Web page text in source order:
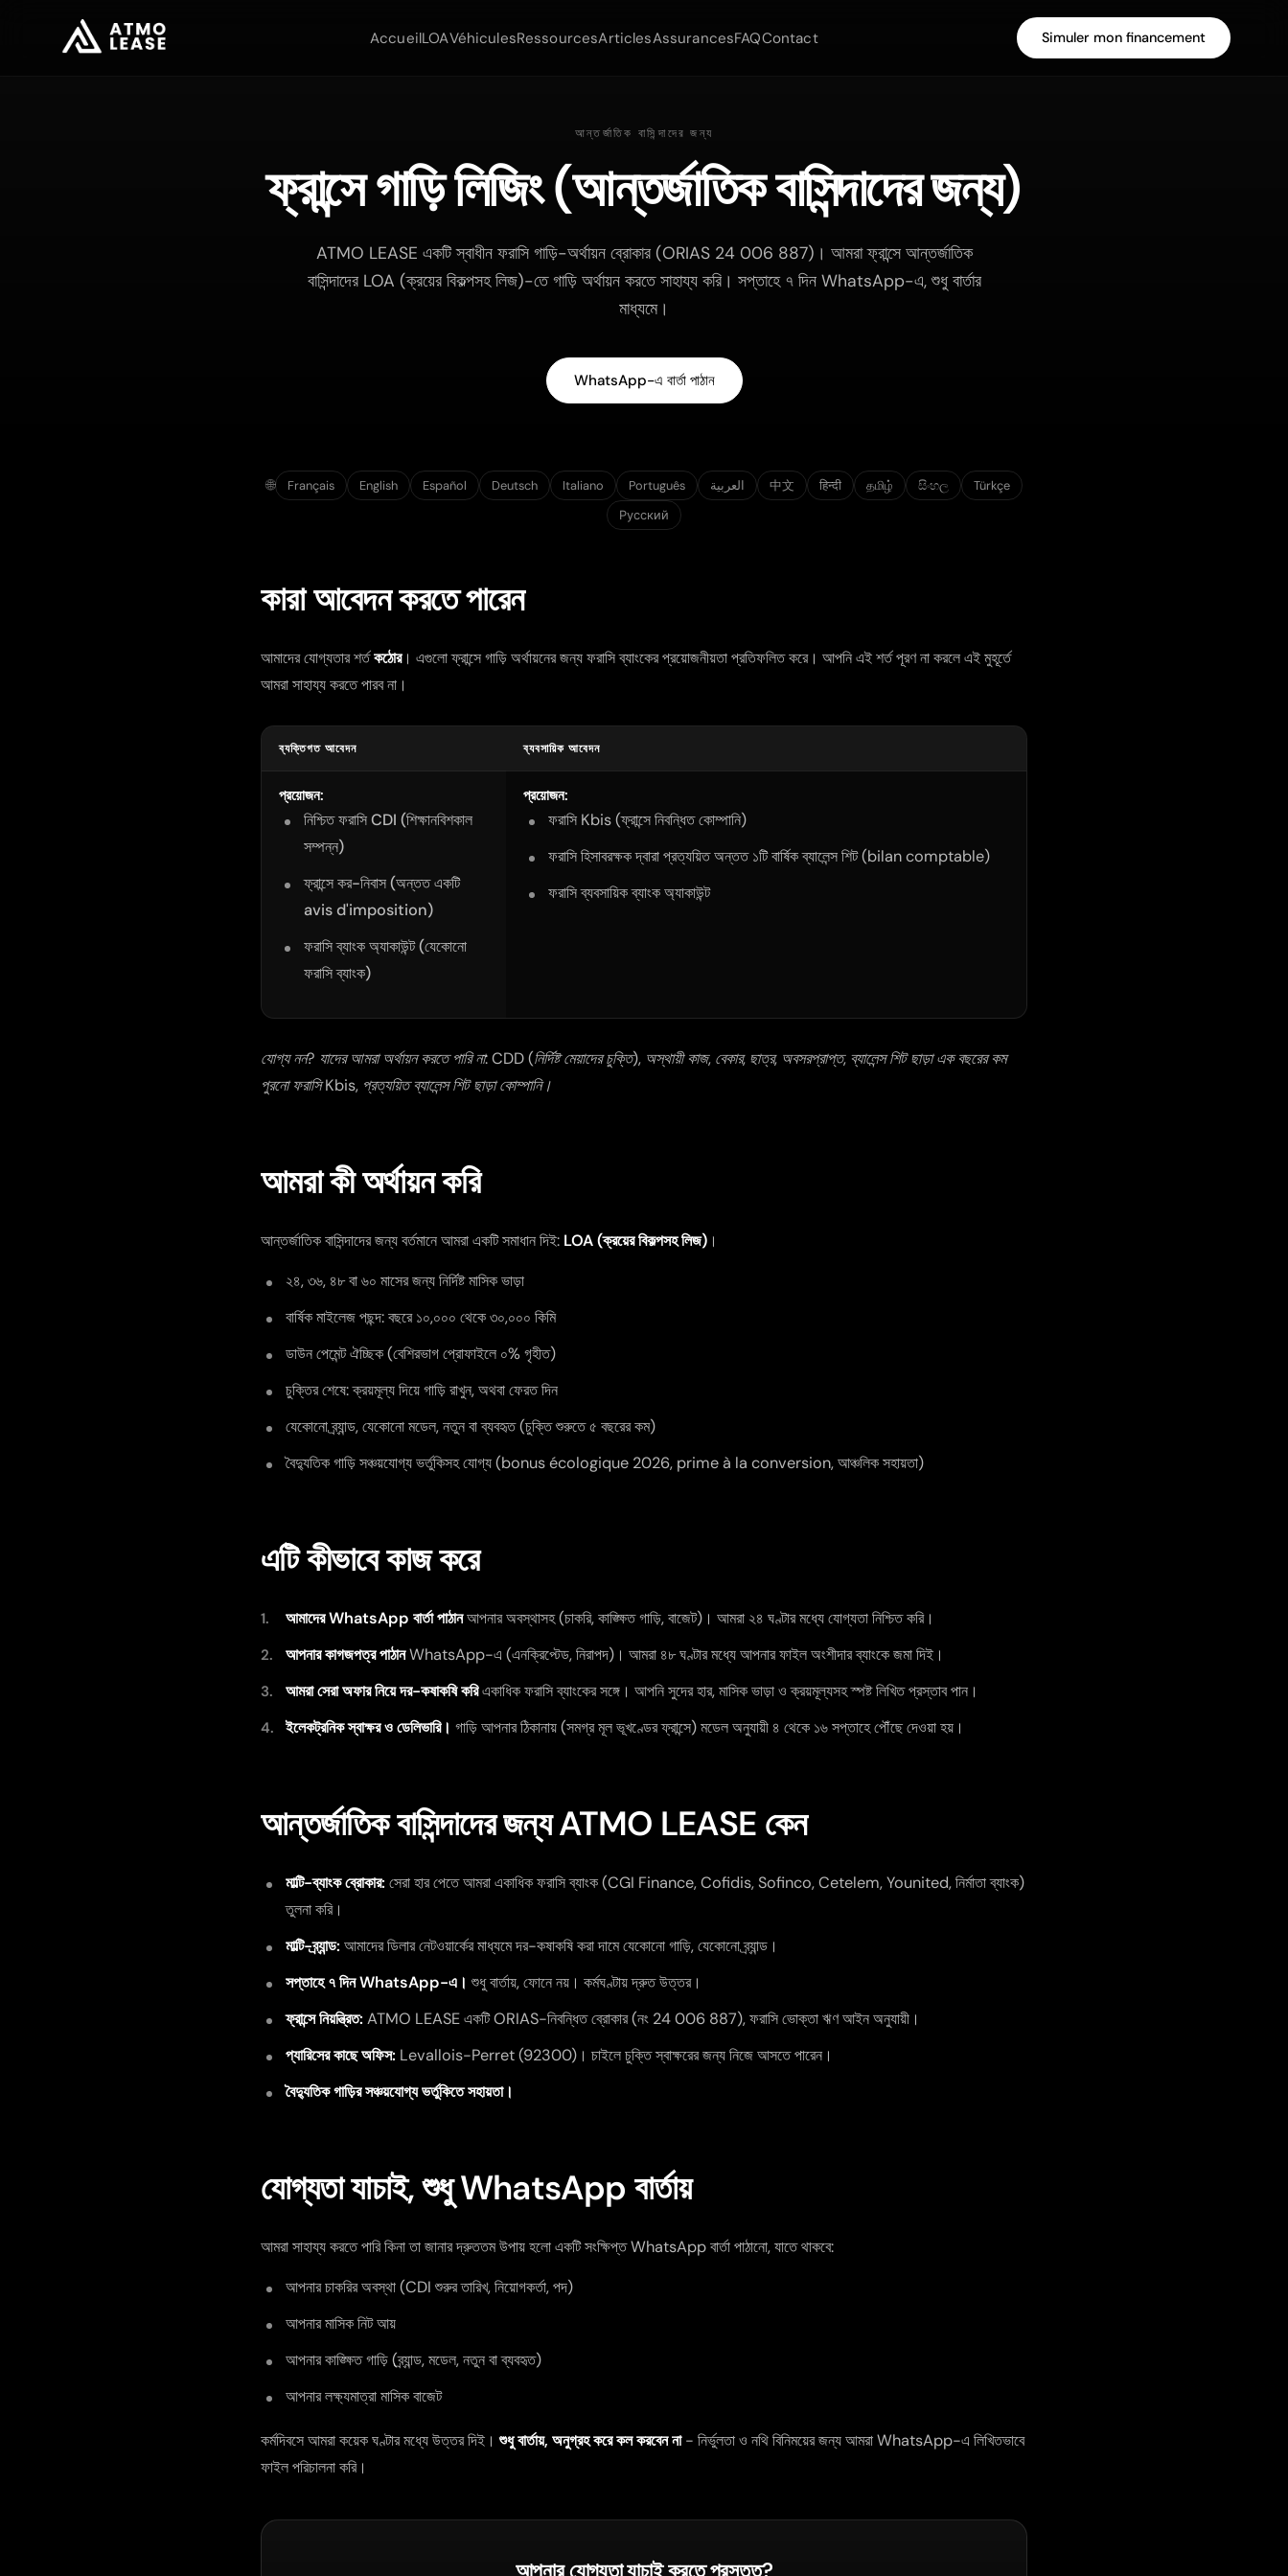
AccueilLOAVéhiculesRessourcesArticlesAssurancesFAQContact Simuler mon financement
আন্তর্জাতিক বাসিন্দাদের জন্য
ফ্রান্সে গাড়ি লিজিং (আন্তর্জাতিক বাসিন্দাদের জন্য)
ATMO LEASE একটি স্বাধীন ফরাসি গাড়ি-অর্থায়ন ব্রোকার (ORIAS 24 006 887)। আমরা ফ্রান্সে আন্তর্জাতিক
বাসিন্দাদের LOA (ক্রয়ের বিকল্পসহ লিজ)-তে গাড়ি অর্থায়ন করতে সাহায্য করি। সপ্তাহে ৭ দিন WhatsApp-এ, শুধু বার্তার
মাধ্যমে।
WhatsApp-এ বার্তা পাঠান
🌐 Français English Español Deutsch Italiano Português العربية 中文 हिन्दी தமிழ் සිංහල
Türkçe
Русский
কারা আবেদন করতে পারেন
আমাদের যোগ্যতার শর্তকঠোর। এগুলো ফ্রান্সে গাড়ি অর্থায়নের জন্য ফরাসি ব্যাংকের প্রয়োজনীয়তা প্রতিফলিত করে। আপনি এই শর্ত পূরণ না করলে এই মুহূর্তে
আমরা সাহায্য করতে পারব না।
ব্যক্তিগত আবেদন ব্যবসায়িক আবেদন
প্রয়োজন:
নিশ্চিত ফরাসি CDI (শিক্ষানবিশকাল
সম্পন্ন)
ফ্রান্সে কর-নিবাস (অন্তত একটি
avis d'imposition)
ফরাসি ব্যাংক অ্যাকাউন্ট (যেকোনো
ফরাসি ব্যাংক)
প্রয়োজন:
ফরাসি Kbis(ফ্রান্সে নিবন্ধিত কোম্পানি)
ফরাসি হিসাবরক্ষক দ্বারা প্রত্যয়িত অন্তত ১টি বার্ষিক ব্যালেন্স শিট (bilan comptable)
ফরাসি ব্যবসায়িক ব্যাংক অ্যাকাউন্ট
যোগ্য নন? যাদের আমরা অর্থায়ন করতে পারি না: CDD (নির্দিষ্ট মেয়াদের চুক্তি), অস্থায়ী কাজ, বেকার, ছাত্র, অবসরপ্রাপ্ত, ব্যালেন্স শিট ছাড়া এক বছরের কম
পুরনো ফরাসি Kbis, প্রত্যয়িত ব্যালেন্স শিট ছাড়া কোম্পানি।
আমরা কী অর্থায়ন করি
আন্তর্জাতিক বাসিন্দাদের জন্য বর্তমানে আমরা একটি সমাধান দিই: LOA (ক্রয়ের বিকল্পসহ লিজ) ।
২৪, ৩৬, ৪৮ বা ৬০ মাসের জন্য নির্দিষ্ট মাসিক ভাড়া
বার্ষিক মাইলেজ পছন্দ: বছরে ১০,০০০ থেকে ৩০,০০০ কিমি
ডাউন পেমেন্ট ঐচ্ছিক (বেশিরভাগ প্রোফাইলে ০% গৃহীত)
চুক্তির শেষে: ক্রয়মূল্য দিয়ে গাড়ি রাখুন, অথবা ফেরত দিন
যেকোনো ব্র্যান্ড, যেকোনো মডেল, নতুন বা ব্যবহৃত (চুক্তি শুরুতে ৫ বছরের কম)
বৈদ্যুতিক গাড়ি সঞ্চয়যোগ্য ভর্তুকিসহ যোগ্য (bonus écologique 2026, prime à la conversion, আঞ্চলিক সহায়তা)
এটি কীভাবে কাজ করে
আমাদের WhatsApp বার্তা পাঠানআপনার অবস্থাসহ (চাকরি, কাঙ্ক্ষিত গাড়ি, বাজেট)। আমরা ২৪ ঘণ্টার মধ্যে যোগ্যতা নিশ্চিত করি।
আপনার কাগজপত্র পাঠানWhatsApp-এ (এনক্রিপ্টেড, নিরাপদ)। আমরা ৪৮ ঘণ্টার মধ্যে আপনার ফাইল অংশীদার ব্যাংকে জমা দিই।
আমরা সেরা অফার নিয়ে দর-কষাকষি করিএকাধিক ফরাসি ব্যাংকের সঙ্গে। আপনি সুদের হার, মাসিক ভাড়া ও ক্রয়মূল্যসহ স্পষ্ট লিখিত প্রস্তাব পান।
ইলেকট্রনিক স্বাক্ষর ও ডেলিভারি। গাড়ি আপনার ঠিকানায় (সমগ্র মূল ভূখণ্ডের ফ্রান্সে) মডেল অনুযায়ী ৪ থেকে ১৬ সপ্তাহে পৌঁছে দেওয়া হয়।
আন্তর্জাতিক বাসিন্দাদের জন্য ATMO LEASE কেন
মাল্টি-ব্যাংক ব্রোকার: সেরা হার পেতে আমরা একাধিক ফরাসি ব্যাংক (CGI Finance, Cofidis, Sofinco, Cetelem, Younited, নির্মাতা ব্যাংক)
তুলনা করি।
মাল্টি-ব্র্যান্ড: আমাদের ডিলার নেটওয়ার্কের মাধ্যমে দর-কষাকষি করা দামে যেকোনো গাড়ি, যেকোনো ব্র্যান্ড।
সপ্তাহে ৭ দিন WhatsApp-এ। শুধু বার্তায়, ফোনে নয়। কর্মঘণ্টায় দ্রুত উত্তর।
ফ্রান্সে নিয়ন্ত্রিত: ATMO LEASE একটি ORIAS-নিবন্ধিত ব্রোকার (নং 24 006 887), ফরাসি ভোক্তা ঋণ আইন অনুযায়ী।
প্যারিসের কাছে অফিস: Levallois-Perret (92300)। চাইলে চুক্তি স্বাক্ষরের জন্য নিজে আসতে পারেন।
বৈদ্যুতিক গাড়ির সঞ্চয়যোগ্য ভর্তুকিতে সহায়তা।
যোগ্যতা যাচাই, শুধু WhatsApp বার্তায়
আমরা সাহায্য করতে পারি কিনা তা জানার দ্রুততম উপায় হলো একটি সংক্ষিপ্ত WhatsApp বার্তা পাঠানো, যাতে থাকবে:
আপনার চাকরির অবস্থা (CDI শুরুর তারিখ, নিয়োগকর্তা, পদ)
আপনার মাসিক নিট আয়
আপনার কাঙ্ক্ষিত গাড়ি (ব্র্যান্ড, মডেল, নতুন বা ব্যবহৃত)
আপনার লক্ষ্যমাত্রা মাসিক বাজেট
কর্মদিবসে আমরা কয়েক ঘণ্টার মধ্যে উত্তর দিই।শুধু বার্তায়, অনুগ্রহ করে কল করবেন না- নির্ভুলতা ও নথি বিনিময়ের জন্য আমরা WhatsApp-এ লিখিতভাবে
ফাইল পরিচালনা করি।